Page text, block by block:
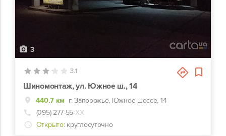
3
3.1
Шиномонтаж, ул. Южное ш., 14
440.7 км г. Запорожье, Южное шоссе, 14
(095) 277-55-ХХ
Открыто: круглосуточно